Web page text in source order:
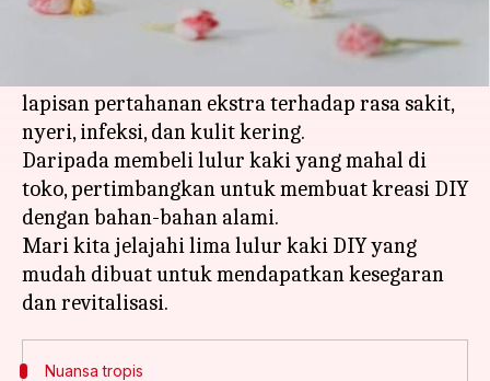
Meskipun pedikur biasa bermanfaat,
memanjakan kaki Anda yang lelah dan kurang
lapisan pertahanan ekstra terhadap rasa sakit,
nyeri, infeksi, dan kulit kering.
Daripada membeli lulur kaki yang mahal di
toko, pertimbangkan untuk membuat kreasi DIY
dengan bahan-bahan alami.
Mari kita jelajahi lima lulur kaki DIY yang
mudah dibuat untuk mendapatkan kesegaran
Nuansa tropis